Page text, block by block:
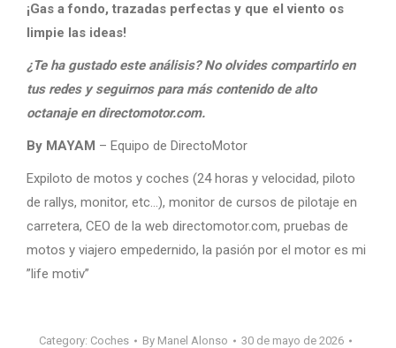
¡Gas a fondo, trazadas perfectas y que el viento os
limpie las ideas!
¿Te ha gustado este análisis? No olvides compartirlo en
tus redes y seguirnos para más contenido de alto
octanaje en directomotor.com.
By MAYAM – Equipo de DirectoMotor
Expiloto de motos y coches (24 horas y velocidad, piloto
de rallys, monitor, etc…), monitor de cursos de pilotaje en
carretera, CEO de la web directomotor.com, pruebas de
motos y viajero empedernido, la pasión por el motor es mi
”life motiv”
Category: Coches By Manel Alonso
30 de mayo de 2026